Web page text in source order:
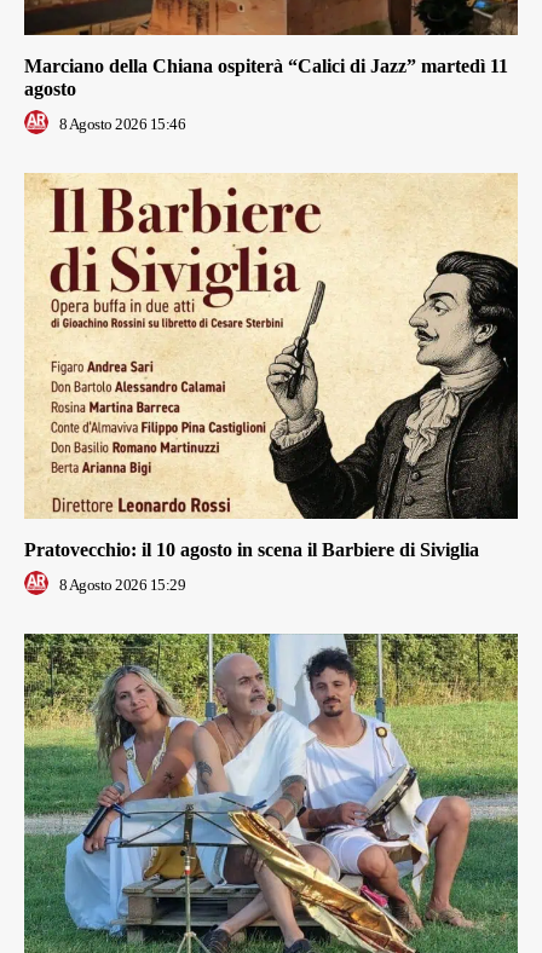
Marciano della Chiana ospiterà “Calici di Jazz” martedì 11
agosto
8 Agosto 2026 15:46
Pratovecchio: il 10 agosto in scena il Barbiere di Siviglia
8 Agosto 2026 15:29